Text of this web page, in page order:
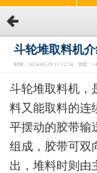
斗轮堆取料机
时间：2024-05-29 11:12:30 浏览：
斗轮堆取料机，
料又能取料的连
平摆动的胶带输
组成，胶带可双
出，堆料时则由